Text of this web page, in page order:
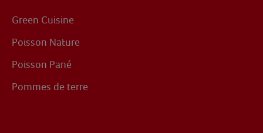
Green Cuisine
Poisson Nature
Poisson Pané
Pommes de terre